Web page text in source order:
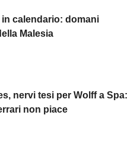
in calendario: domani
Malesia
nervi tesi per Wolff a Spa:
non piace